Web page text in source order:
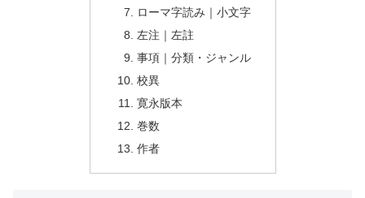
ローマ字読み｜小文字
左注｜左註
事項｜分類・ジャンル
校異
寛永版本
巻数
作者